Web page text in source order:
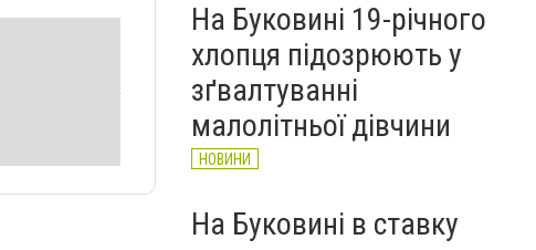
На Буковині 19-річного
хлопця підозрюють у
зґвалтуванні
малолітньої дівчини
НОВИНИ
На Буковині в ставку